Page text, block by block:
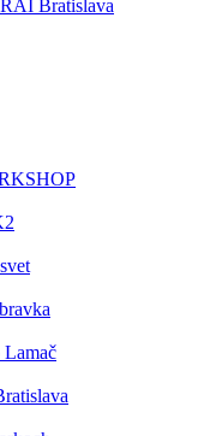
Bratislava
Lamač